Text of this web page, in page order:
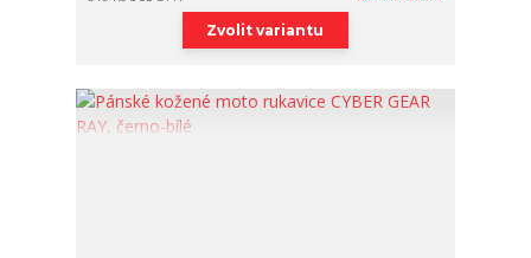
Zvolit variantu